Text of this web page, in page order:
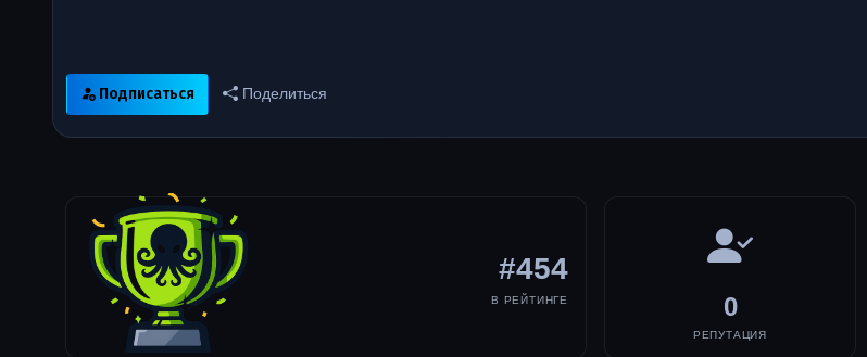
Подписаться Поделиться
#454
В РЕЙТИНГЕ 0
РЕПУТАЦИЯ